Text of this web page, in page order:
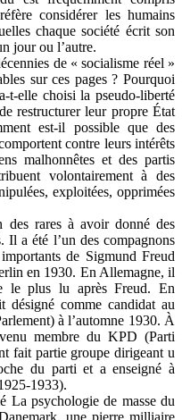
considérer les humains
chaque société écrit son
jour ou l’autre.
de « socialisme réel »
sur ces pages ? Pourquoi
t-elle choisi la pseudo-liberté
restructurer leur propre État
est-il possible que des
contre leurs intérêts
malhonnêtes et des partis
volontairement à des
exploitées, opprimées
des rares à avoir donné des
Il a été l’un des compagnons
de Sigmund Freud
en 1930. En Allemagne, il
le plus lu après Freud. En
désigné comme candidat au
à l’automne 1930. À
membre du KPD (Parti
fait partie groupe dirigeant u
du parti et a enseigné à
1933).
La psychologie de masse du